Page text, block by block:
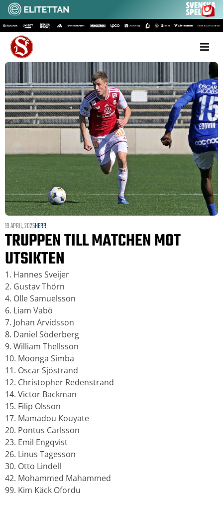
19 APRIL, 2025HERR
TRUPPEN TILL MATCHEN MOT
UTSIKTEN
1. Hannes Sveijer
2. Gustav Thörn
4. Olle Samuelsson
6. Liam Vabö
7. Johan Arvidsson
8. Daniel Söderberg
9. William Thellsson
10. Moonga Simba
11. Oscar Sjöstrand
12. Christopher Redenstrand
14. Victor Backman
15. Filip Olsson
17. Mamadou Kouyate
20. Pontus Carlsson
23. Emil Engqvist
26. Linus Tagesson
30. Otto Lindell
42. Mohammed Mahammed
99. Kim Käck Ofordu